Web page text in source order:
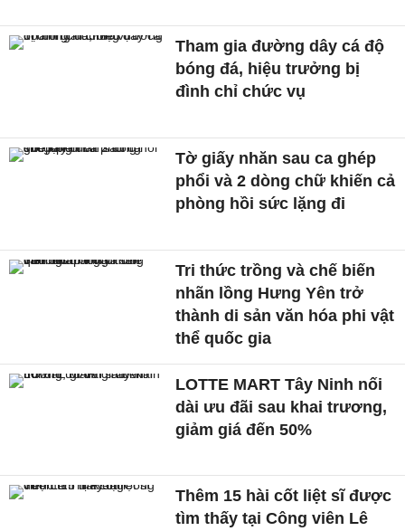
Tham gia đường dây cá độ
bóng đá, hiệu trưởng bị
đình chỉ chức vụ
Tờ giấy nhăn sau ca ghép
phổi và 2 dòng chữ khiến cả
phòng hồi sức lặng đi
Tri thức trồng và chế biến
nhãn lồng Hưng Yên trở
thành di sản văn hóa phi vật
thể quốc gia
LOTTE MART Tây Ninh nối
dài ưu đãi sau khai trương,
giảm giá đến 50%
Thêm 15 hài cốt liệt sĩ được
tìm thấy tại Công viên Lê